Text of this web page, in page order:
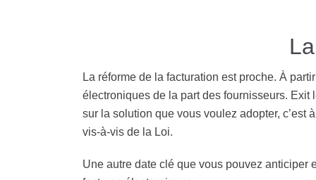
La réforme de la facturation est proche. À
électroniques de la part des fournisseurs.
sur la solution que vous voulez adopter, c’est
vis-à-vis de la Loi.
Une autre date clé que vous pouvez anticiper